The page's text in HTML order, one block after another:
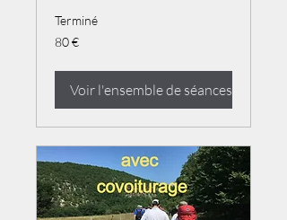
Terminé
80
euros
80 €
Voir l'ensemble de séances